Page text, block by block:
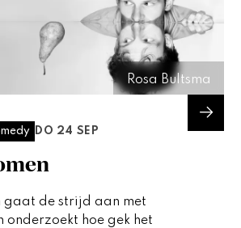
DO 24 SEP
gaat de strijd aan met
onderzoekt hoe gek het
Rosa Bultsma